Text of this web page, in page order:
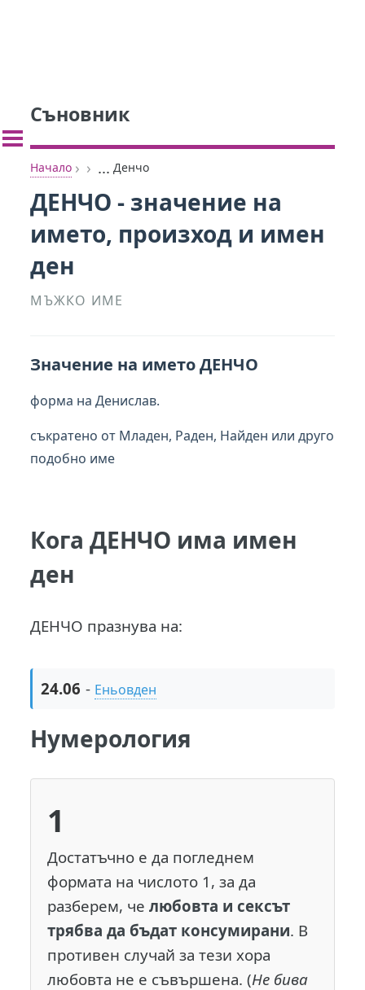
Съновник
Начало › › ... Денчо
ДЕНЧО - значение на
името, произход и имен
ден
МЪЖКО ИМЕ
Значение на името ДЕНЧО
форма на Денислав.
съкратено от Младен, Раден, Найден или друго
подобно име
Кога ДЕНЧО има имен
ден
ДЕНЧО празнува на:
24.06 - Еньовден
Нумерология
1
Достатъчно е да погледнем
формата на числото 1, за да
разберем, челюбовта и сексът
трябва да бъдат консумирани. В
противен случай за тези хора
любовта не е съвършена. (Не бива